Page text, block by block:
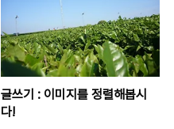
글쓰기 : 이미지를 정렬해봅시
다!